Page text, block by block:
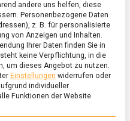
andere uns helfen, diese
Personenbezogene Daten
z. B. für personalisierte
von Anzeigen und Inhalten.
Ihrer Daten finden Sie in
keine Verpflichtung, in die
um dieses Angebot zu nutzen.
Einstellungen widerrufen oder
individueller
Funktionen der Website